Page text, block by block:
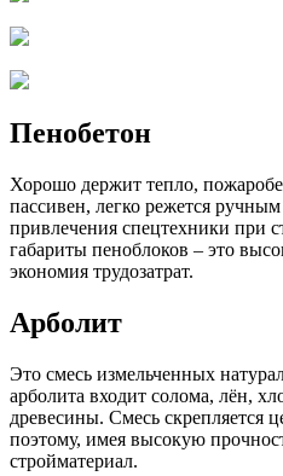
Пенобетон
Хорошо держит тепло,
пассивен, легко режется
привлечения спецтехники при
габариты пеноблоков – это
экономия трудозатрат.
Арболит
Это смесь измельченных
арболита входит солома, лён,
древесины. Смесь скрепляется
поэтому, имея высокую
стройматериал.